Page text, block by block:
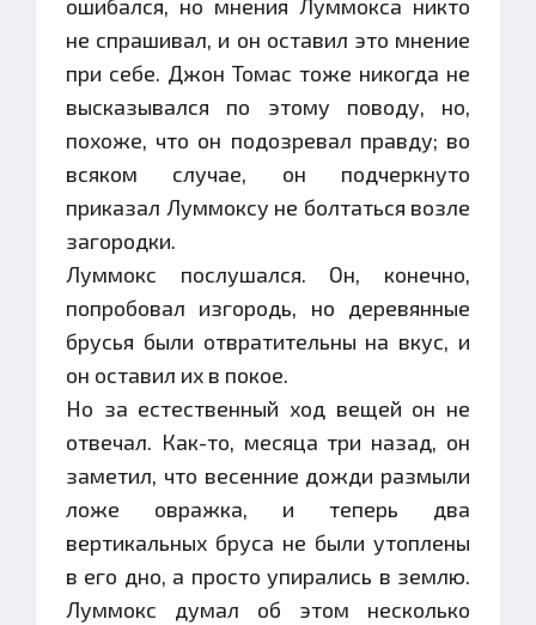
ошибался, но мнения Луммокса никто
не спрашивал, и он оставил это мнение
при себе. Джон Томас тоже никогда не
высказывался по этому поводу, но,
похоже, что он подозревал правду; во
всяком случае, он подчеркнуто
приказал Луммоксу не болтаться возле
загородки.
Луммокс послушался. Он, конечно,
попробовал изгородь, но деревянные
брусья были отвратительны на вкус, и
он оставил их в покое.
Но за естественный ход вещей он не
отвечал. Как-то, месяца три назад, он
заметил, что весенние дожди размыли
ложе овражка, и теперь два
вертикальных бруса не были утоплены
в его дно, а просто упирались в землю.
Луммокс думал об этом несколько